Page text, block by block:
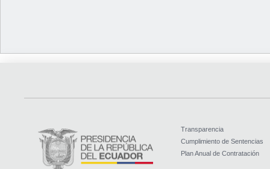
Transparencia
Cumplimiento de Sentencias
Plan Anual de Contratación